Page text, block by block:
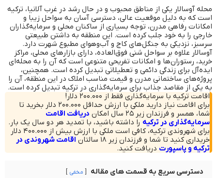
محله آوسالار یکی از مناطق محبوب و در حال رشد در غرب آلانیا، ترکیه
است که به دلیل موقعیت عالی، دسترسی آسان به سواحل زیبا و
امکانات رفاهی مدرن، توجه بسیاری از ساکنان محلی و سرمایه‌گذاران
خارجی را به خود جلب کرده است. این منطقه به داشتن طبیعتی
سرسبز، نزدیکی به جنگل‌های کاج و آب‌وهوای مطبوع شهرت دارد.
آوسالار علاوه بر سواحل شنی فوق‌العاده، دارای بازارهای محلی، مراکز
خرید، رستوران‌ها و امکانات تفریحی متنوعی است که آن را به محله‌ای
ایده‌آل برای زندگی دائمی و تعطیلاتی تبدیل کرده است. همچنین،
پروژه‌های ساختمانی مدرن و قیمت مناسب املاک در این منطقه، آن را
به یکی از مقاصد جذاب برای سرمایه‌گذاری در ترکیه تبدیل کرده است.
اقامت ترکیه با سرمایه‌گذاری فقط از ۲۰۰.۰۰۰ دلار!
برای اقامت نیاز دارید ملکی با ارزش حداقل ۲۰۰.۰۰۰ دلار بخرید تا
شما، همسر و فرزندان زیر ۲۵ سال امکان
دریافت اقامت
سرمایه‌گذاری در ترکیه را داشته باشید، با تمدید هر دو سال یک بار.
برای شهروندی ترکیه، کافی است ملکی با ارزش بیش از ۴۰۰.۰۰۰ دلار
خریداری کنید تا شما و فرزندان زیر ۱۸ سالتان
اقامت شهروندی در
ترکیه و پاسپورت دریافت کنید.
دسترسی سریع به قسمت های مقاله مخفی